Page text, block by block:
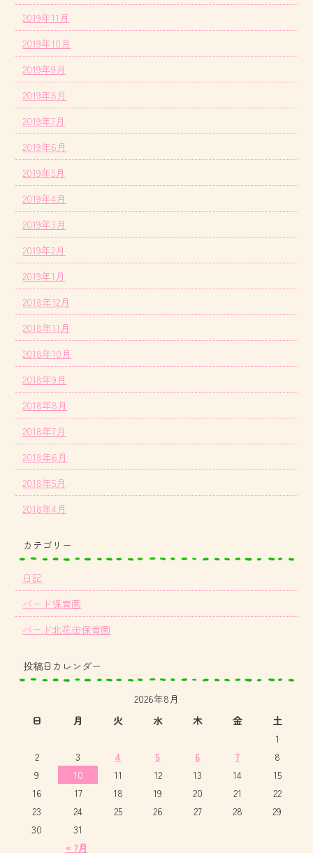
2019年11月
2019年10月
2019年9月
2019年8月
2019年7月
2019年6月
2019年5月
2019年4月
2019年3月
2019年2月
2019年1月
2018年12月
2018年11月
2018年10月
2018年9月
2018年8月
2018年7月
2018年6月
2018年5月
2018年4月
カテゴリー
日記
バード保育園
バード北花田保育園
投稿日カレンダー
2026年8月
日
月 火 水 木 金 土
« 7月
1
2
3 4 5 6 7
8
9
10 11 12 13 14
15
16
17 18 19 20 21
22
23
24 25 26 27 28
29
30
31